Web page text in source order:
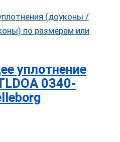
уплотнение
0340-